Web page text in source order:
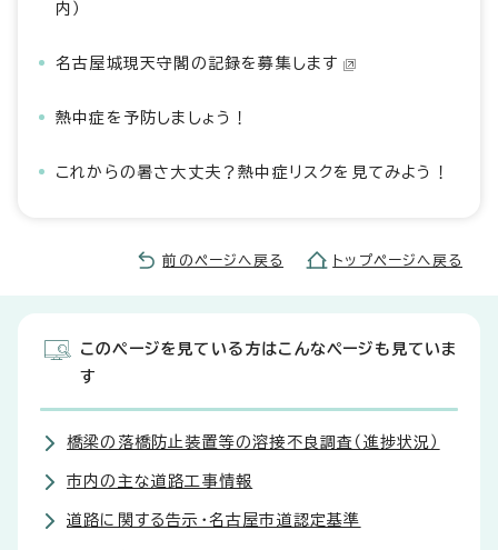
内）
名古屋城現天守閣の記録を募集します
熱中症を予防しましょう！
これからの暑さ大丈夫？熱中症リスクを見てみよう！
前のページへ戻る トップページへ戻る
このページを見ている方はこんなページも見ていま
す
橋梁の落橋防止装置等の溶接不良調査（進捗状況）
市内の主な道路工事情報
道路に関する告示・名古屋市道認定基準